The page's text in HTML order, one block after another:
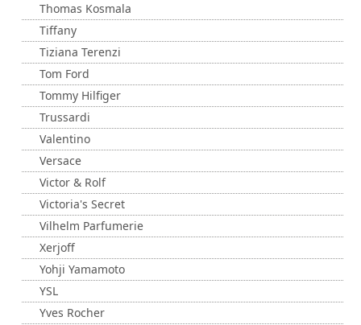
Thomas Kosmala
Tiffany
Tiziana Terenzi
Tom Ford
Tommy Hilfiger
Trussardi
Valentino
Versace
Victor & Rolf
Victoria's Secret
Vilhelm Parfumerie
Xerjoff
Yohji Yamamoto
YSL
Yves Rocher